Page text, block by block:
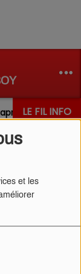
et les
LE FIL INFO
un choc